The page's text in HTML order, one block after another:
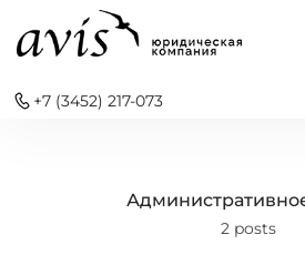
+7 (3452) 217-073
2 posts